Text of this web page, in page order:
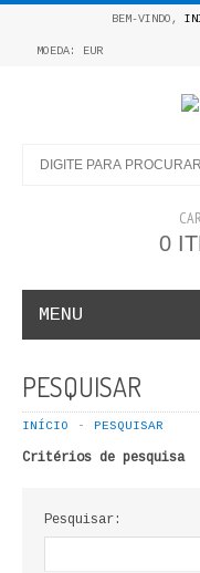
BEM-VINDO,
MOEDA: EUR
0
MENU
COSMOS INFANTIL
COLEÇÃO
LIVROS DE
PESQUISAR
INÍCIO PESQUISAR
Critérios de pesquisa
Pesquisar: